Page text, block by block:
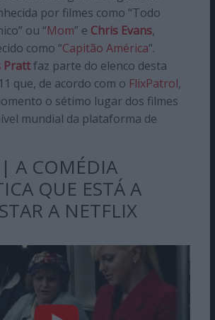
por filmes como “Todo
ou “Mom” e Chris Evans,
como “Capitão América“.
Prattfaz parte do elenco desta
que, de acordo com o FlixPatrol,
o sétimo lugar dos filmes
mundial da plataforma de
| A COMÉDIA
QUE ESTÁ A
A NETFLIX